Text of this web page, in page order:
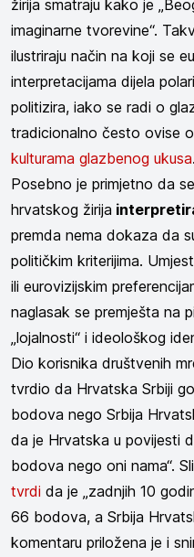
žirija smatraju kako je
imaginarne tvorevine“.
ilustriraju način na koji se
interpretacijama dijela
politizira, iako se radi o
tradicionalno često ovise
kulturama glazbenog ukusa.
Posebno je primjetno da
hrvatskog žirija
premda nema dokaza da
političkim kriterijima.
ili eurovizijskim
naglasak se premješta na
„lojalnosti“ i ideološkog
Dio korisnika društvenih
tvrdio da Hrvatska Srbiji
bodova nego Srbija
da je Hrvatska u povijesti
bodova nego oni nama“.
tvrdi da je „zadnjih 10
66 bodova, a Srbija
komentaru priložena je i